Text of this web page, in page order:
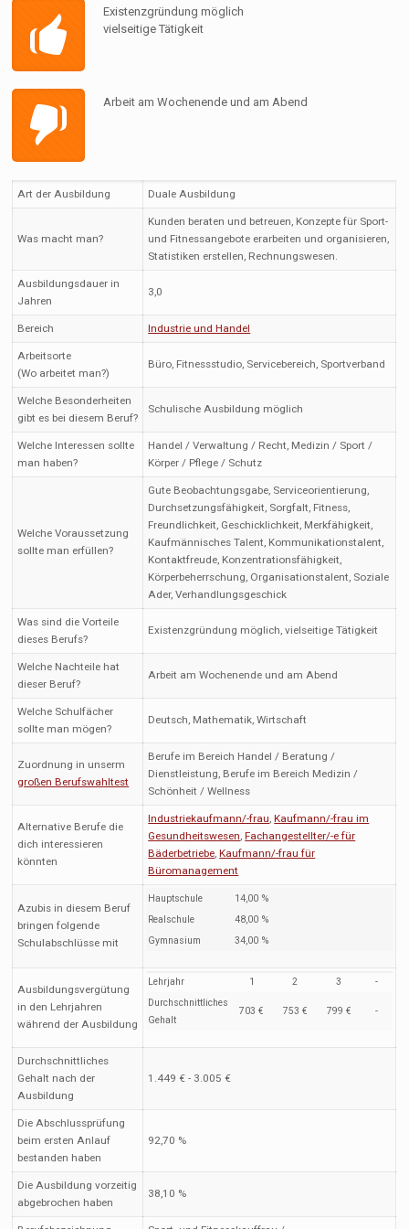
Existenzgründung möglich
vielseitige Tätigkeit
Arbeit am Wochenende und am Abend
Art der Ausbildung Duale Ausbildung
Was macht man?
Kunden beraten und betreuen, Konzepte für Sport-
und Fitnessangebote erarbeiten und organisieren,
Statistiken erstellen, Rechnungswesen.
Ausbildungsdauer in
Jahren
3,0
Bereich Industrie und Handel
Arbeitsorte
(Wo arbeitet man?)
Büro, Fitnessstudio, Servicebereich, Sportverband
Welche Besonderheiten
gibt es bei diesem Beruf?
Schulische Ausbildung möglich
Welche Interessen sollte
man haben?
Handel / Verwaltung / Recht, Medizin / Sport /
Körper / Pflege / Schutz
Welche Voraussetzung
sollte man erfüllen?
Gute Beobachtungsgabe, Serviceorientierung,
Durchsetzungsfähigkeit, Sorgfalt, Fitness,
Freundlichkeit, Geschicklichkeit, Merkfähigkeit,
Kaufmännisches Talent, Kommunikationstalent,
Kontaktfreude, Konzentrationsfähigkeit,
Körperbeherrschung, Organisationstalent, Soziale
Ader, Verhandlungsgeschick
Was sind die Vorteile
dieses Berufs?
Existenzgründung möglich, vielseitige Tätigkeit
Welche Nachteile hat
dieser Beruf?
Arbeit am Wochenende und am Abend
Welche Schulfächer
sollte man mögen?
Deutsch, Mathematik, Wirtschaft
Zuordnung in unserm
großen Berufswahltest
Berufe im Bereich Handel / Beratung /
Dienstleistung, Berufe im Bereich Medizin /
Schönheit / Wellness
Alternative Berufe die
dich interessieren
könnten
Industriekaufmann/-frau,Kaufmann/-frau im
Gesundheitswesen,Fachangestellter/-e für
Bäderbetriebe,Kaufmann/-frau für
Büromanagement
Azubis in diesem Beruf
bringen folgende
Schulabschlüsse mit
Hauptschule
14,00 %
Realschule
48,00 %
Gymnasium
34,00 %
Ausbildungsvergütung
in den Lehrjahren
während der Ausbildung
Lehrjahr 1 2 3
-
Durchschnittliches
Gehalt
703 € 753 € 799 € -
Durchschnittliches
Gehalt nach der
Ausbildung
1.449 € - 3.005 €
Die Abschlussprüfung
beim ersten Anlauf
bestanden haben
92,70 %
Die Ausbildung vorzeitig
abgebrochen haben
38,10 %